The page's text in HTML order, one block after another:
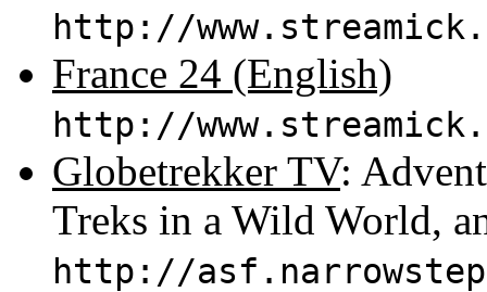
http://
France 24 (English)
http://
Globetrekker TV:
Treks in a Wild World,
http://